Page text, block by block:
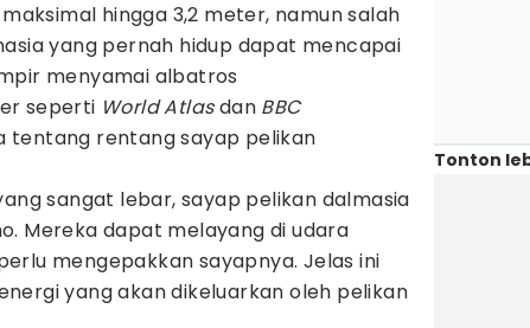
hingga 3,2 meter, namun salah
yang pernah hidup dapat mencapai
menyamai albatros
seperti World Atlasdan BBC
tentang rentang sayap pelikan
sangat lebar, sayap pelikan dalmasia
Mereka dapat melayang di udara
mengepakkan sayapnya. Jelas ini
yang akan dikeluarkan oleh pelikan
Tonton